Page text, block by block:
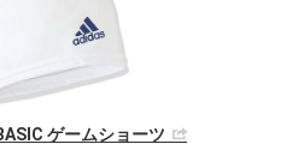
ゲームショーツ